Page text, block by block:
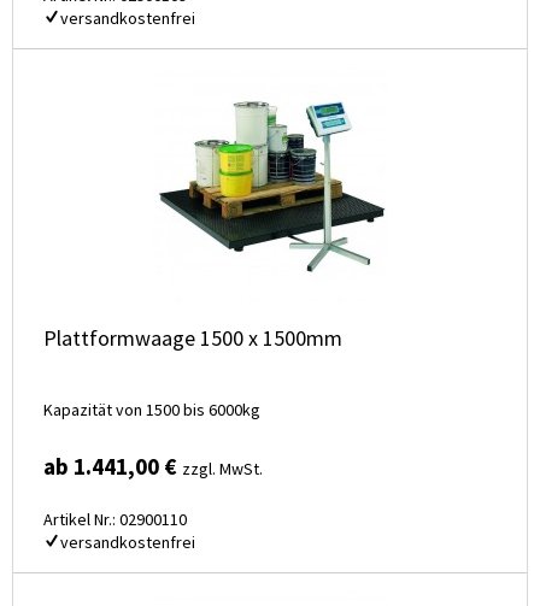
versandkostenfrei
Plattformwaage 1500 x 1500mm
Kapazität von 1500 bis 6000kg
ab 1.441,00 € zzgl. MwSt.
Artikel Nr.: 02900110
versandkostenfrei